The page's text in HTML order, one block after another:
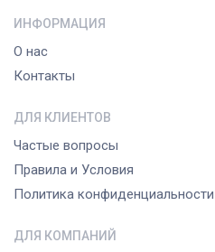
ИНФОРМАЦИЯ
О нас
Контакты
ДЛЯ КЛИЕНТОВ
Частые вопросы
Правила и Условия
Политика конфиденциальности
ДЛЯ КОМПАНИЙ